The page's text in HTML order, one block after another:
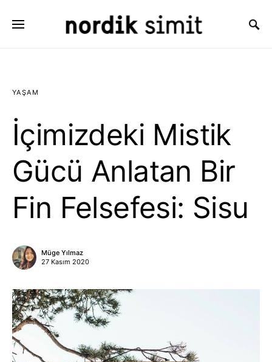
YAŞAM
İçimizdeki Mistik
Gücü Anlatan Bir
Fin Felsefesi: Sisu
Müge Yılmaz
27 Kasım 2020